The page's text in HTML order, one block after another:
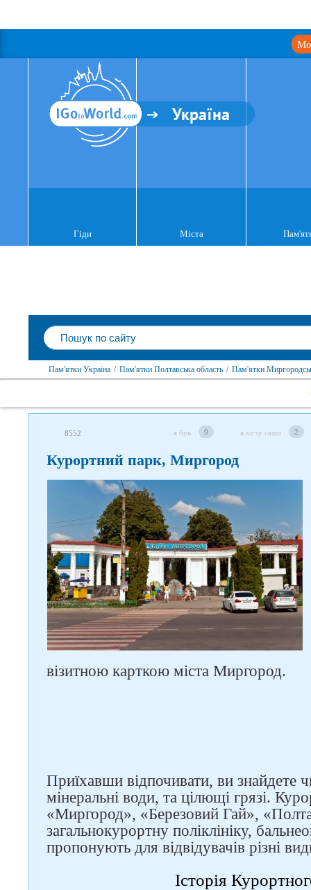
Україна
Гіди Міста
Пам'ятки Україна / Пам'ятки Полтавська область / Пам'ятки
8552 я був 9 я хочу сюди 2
Курортний парк, Миргород
візитною карткою міста Миргород.
Приїхавши відпочивати, ви знайдете
мінеральні води, та цілющі грязі.
«Миргород», «Березовий Гай»,
загальнокурортну поліклініку,
пропонують для відвідувачів різні
Історія